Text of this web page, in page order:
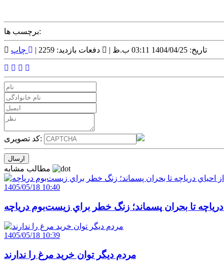
برچسب ها:
تاریخ: 1404/04/25 03:11 ب.ظ | دفعات بازدید: 2259 | چاپ
کد تصویری:
1405/05/18 10:40
درياچه تا بحران پسماند؛ زنگ خطر براي زيست‌بوم درياچه
1405/05/18 10:39
مردم ديگر توان خريد مرغ را ندارند